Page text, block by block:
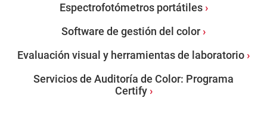
Espectrofotómetros portátiles
Software de gestión del color
Evaluación visual y herramientas de laboratorio
Servicios de Auditoría de Color: Programa
Certify